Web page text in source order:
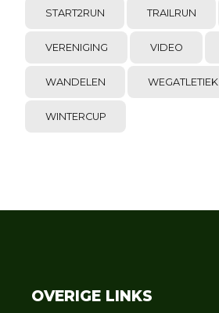
START2RUN TRAILRUN
VERENIGING VIDEO
WANDELEN WEGATLETIEK
WINTERCUP
OVERIGE LINKS